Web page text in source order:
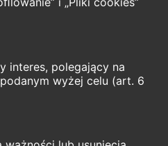
interes, polegający na
wyżej celu (art. 6